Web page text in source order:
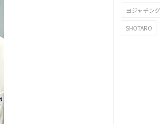
ヨジャチング
SHOTARO